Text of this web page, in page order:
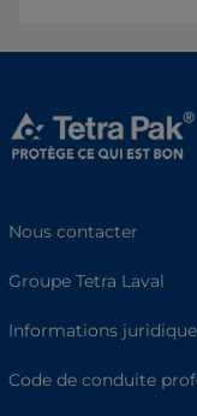
Nous contacter
Groupe Tetra Laval
Informations
Code de conduite